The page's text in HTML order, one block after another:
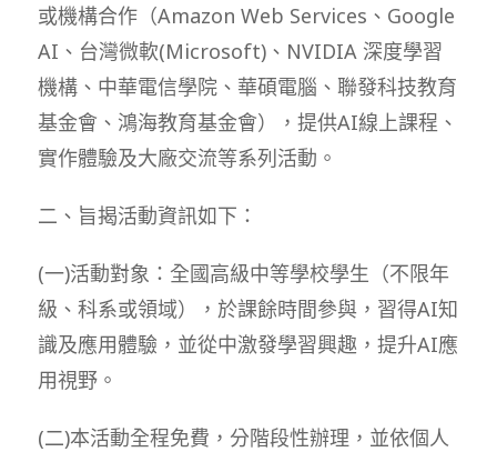
或機構合作（Amazon Web Services、Google
AI、台灣微軟(Microsoft)、NVIDIA 深度學習
機構、中華電信學院、華碩電腦、聯發科技教育
基金會、鴻海教育基金會），提供AI線上課程、
實作體驗及大廠交流等系列活動。
二、旨揭活動資訊如下：
(一)活動對象：全國高級中等學校學生（不限年
級、科系或領域），於課餘時間參與，習得AI知
識及應用體驗，並從中激發學習興趣，提升AI應
用視野。
(二)本活動全程免費，分階段性辦理，並依個人